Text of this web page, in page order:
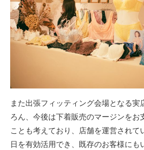
また出張フィッティング会場となる実
ろん、今後は下着販売のマージンをお
ことも考えており、店舗を運営されて
日を有効活用でき、既存のお客様にも